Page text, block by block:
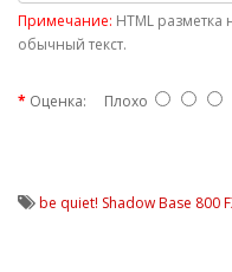
Примечание: HTML разметка
обычный текст.
Оценка: Плохо
be quiet! Shadow Base 800